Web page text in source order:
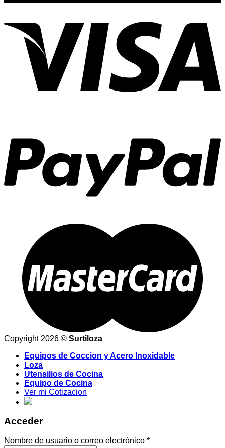
Copyright 2026 © Surtiloza
Equipos de Coccion y Acero Inoxidable
Loza
Utensilios de Cocina
Equipo de Cocina
Ver mi Cotizacion
Acceder
Nombre de usuario o correo electrónico *